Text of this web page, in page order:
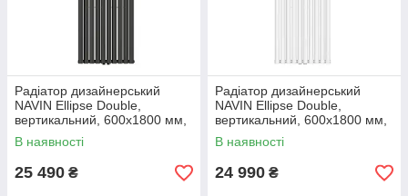
Радіатор дизайнерський
NAVIN Ellipse Double,
вертикальний, 600x1800 мм,
1915 Вт, нижнє підключення
50 мм, чорний муар
В наявності
25 490 ₴
Радіатор дизайнерський
NAVIN Ellipse Double,
вертикальний, 600x1800 мм,
1915 Вт, нижнє підключення
50 мм, білий
В наявності
24 990 ₴